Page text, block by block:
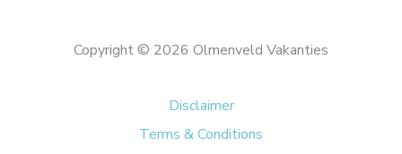
Copyright © 2026 Olmenveld Vakanties
Disclaimer
Terms & Conditions